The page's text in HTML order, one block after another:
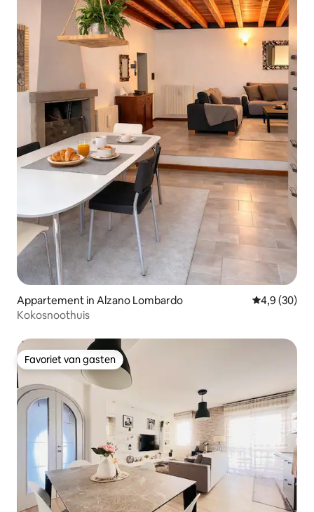
Appartement in Alzano Lombardo Gemiddelde
4,9 (30)
Kokosnoothuis
Favoriet van gasten
Favoriet van gasten